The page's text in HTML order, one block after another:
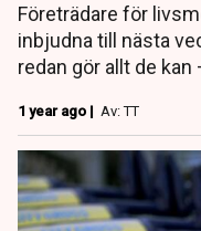
Företrädare för
inbjudna till nästa
redan gör allt de
1 year ago | Av: TT